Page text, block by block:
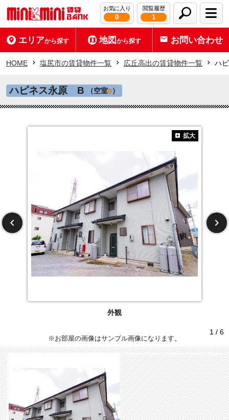
お気に入り
0
閲覧履歴
1
エリアから探す 地図から探す お問い合わせ
HOME 塩尻市の賃貸物件一覧 広丘高出の賃貸物件一覧 ハ
ハピネス永原 B （空室0）
外観
拡大
1 / 6
※お部屋の画像はサンプル画像になります。